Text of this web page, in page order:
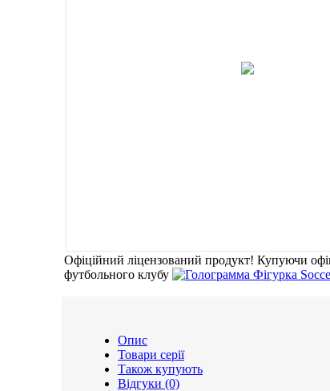
Офіційний ліцензований продукт! Купуючи
футбольного клубу
Опис
Товари серії
Також купують
Відгуки (0)